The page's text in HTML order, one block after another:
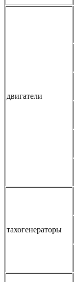
двигатели
тахогенераторы